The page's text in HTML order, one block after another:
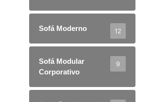
Sofá Moderno 12
Sofá Modular
Corporativo
9